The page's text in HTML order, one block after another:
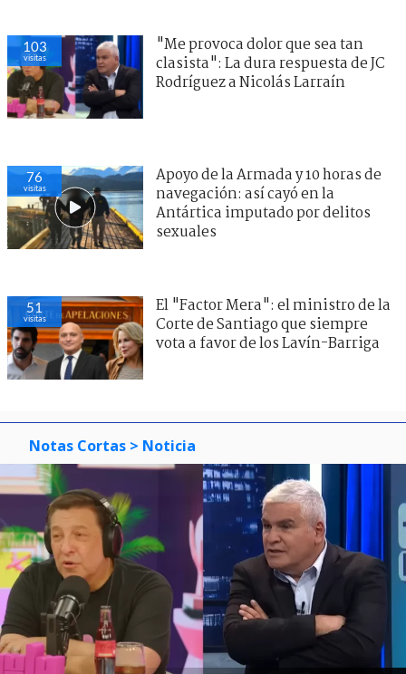
103
visitas
"Me provoca dolor que sea tan
clasista": La dura respuesta de JC
Rodríguez a Nicolás Larraín
76
visitas
Apoyo de la Armada y 10 horas de
navegación: así cayó en la
Antártica imputado por delitos
sexuales
51
visitas
El "Factor Mera": el ministro de la
Corte de Santiago que siempre
vota a favor de los Lavín-Barriga
Notas Cortas > Noticia